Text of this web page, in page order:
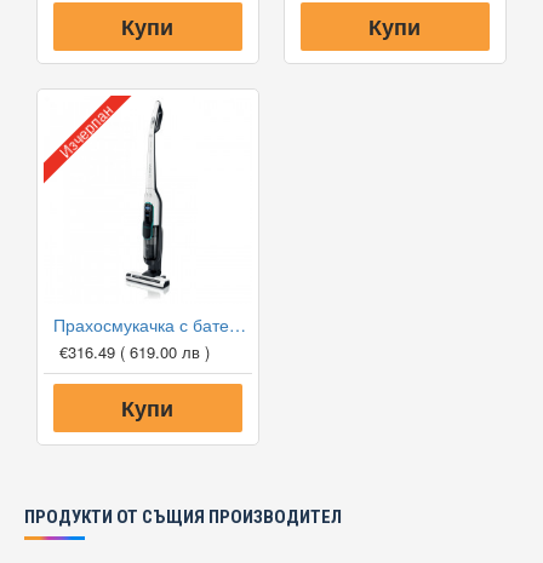
Купи Купи
Изчерпан
Прахосмукачка с батерия Bosch BCH86HYG2 Athlet ProHygienic 28Vmax
€316.49 ( 619.00 лв )
Купи
ПРОДУКТИ ОТ СЪЩИЯ ПРОИЗВОДИТЕЛ